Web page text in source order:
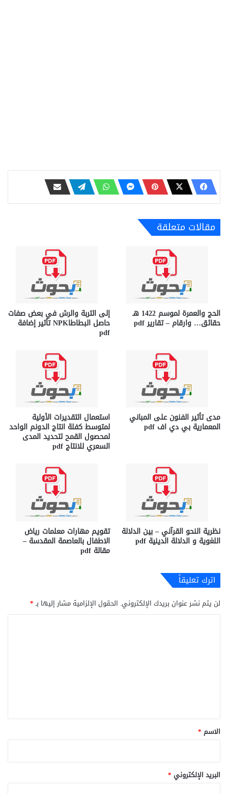
مقالات متعلقة
الحج والعمرة لموسم 1422 هـ
حقائق… وارقام – تقارير pdf
إلى التربة والرش في بعض صفات
حاصل البطاطاNPK تأثير إضافة
pdf
مدى تأثير الفنون على المباني
المعمارية بي دي اف pdf
استعمال التقديرات الأولية
لمتوسط كفلة انتاج الدونم الواحد
لمحصول القمح لتحديد المدى
السعري للانتاج pdf
نظرية النحو القرآني – بين الدلالة
اللغوية و الدلالة الدينية pdf
تقويم مهارات معلمات رياض
الاطفال بالعاصمة المقدسة –
مقالة pdf
اترك تعليقاً
لن يتم نشر عنوان بريدك الإلكتروني. الحقول الإلزامية مشار إليها بـ*
*
الاسم *
البريد الإلكتروني *